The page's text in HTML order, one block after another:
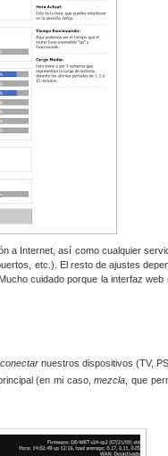
a Internet, así como cualquier
etc.). El resto de ajustes
cuidado porque la interfaz
nuestros dispositivos (TV,
(en mi caso,mezcla , que